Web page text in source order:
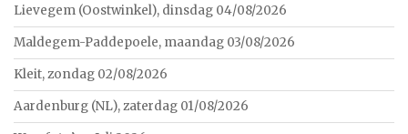
Lievegem (Oostwinkel), dinsdag 04/08/2026
Maldegem-Paddepoele, maandag 03/08/2026
Kleit, zondag 02/08/2026
Aardenburg (NL), zaterdag 01/08/2026